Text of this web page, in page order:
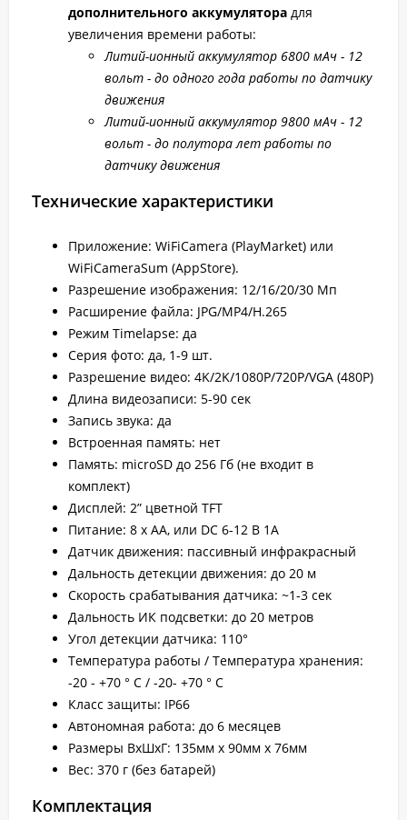
дополнительного аккумулятора для
увеличения времени работы:
Литий-ионный аккумулятор 6800 мАч - 12
вольт - до одного года работы по датчику
движения
Литий-ионный аккумулятор 9800 мАч - 12
вольт - до полутора лет работы по
датчику движения
Технические характеристики
Приложение: WiFiCamera (PlayMarket) или
WiFiCameraSum (AppStore).
Разрешение изображения: 12/16/20/30 Мп
Расширение файла: JPG/MP4/H.265
Режим Timelapse: да
Серия фото: да, 1-9 шт.
Разрешение видео: 4K/2K/1080P/720P/VGA (480P)
Длина видеозаписи: 5-90 сек
Запись звука: да
Встроенная память: нет
Память: microSD до 256 Гб (не входит в
комплект)
Дисплей: 2” цветной TFT
Питание: 8 х АА, или DC 6-12 В 1А
Датчик движения: пассивный инфракрасный
Дальность детекции движения: до 20 м
Скорость срабатывания датчика: ~1-3 сек
Дальность ИК подсветки: до 20 метров
Угол детекции датчика: 110°
Температура работы / Температура хранения:
-20 - +70 ° C / -20- +70 ° C
Класс защиты: IP66
Автономная работа: до 6 месяцев
Размеры ВхШхГ: 135мм x 90мм x 76мм
Вес: 370 г (без батарей)
Комплектация